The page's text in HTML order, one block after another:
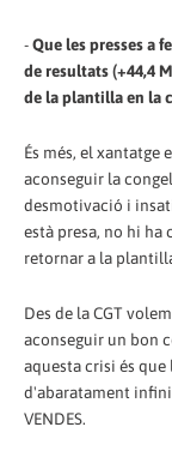
-Que les presses a
de resultats (+44,4
de la plantilla en la
És més, el xantatge
aconseguir la
desmotivació i
està presa, no hi ha
retornar a la
Des de la CGT
aconseguir un bon
aquesta crisi és
d'abaratament
VENDES.